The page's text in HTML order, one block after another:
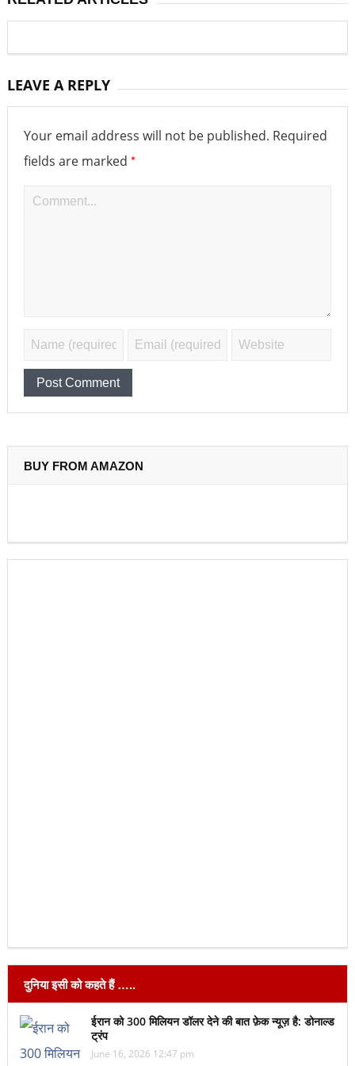
LEAVE A REPLY
Your email address will not be published. Required
fields are marked *
BUY FROM AMAZON
दुनिया इसी को कहते हैं …..
ईरान को 300 मिलियन डॉलर देने की बात फ़ेक न्यूज़ है: डोनाल्ड
ट्रंप
June 16, 2026 12:47 pm